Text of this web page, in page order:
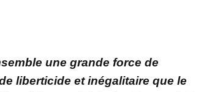
une grande force de
liberticide et inégalitaire que le